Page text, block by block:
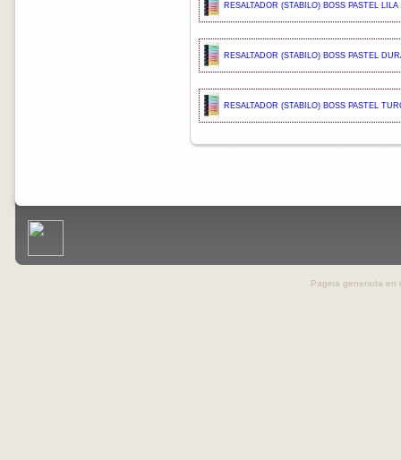
RESALTADOR (STABILO) BOSS PASTEL
RESALTADOR (STABILO) BOSS PASTEL
RESALTADOR (STABILO) BOSS PASTEL
Pagina generada en